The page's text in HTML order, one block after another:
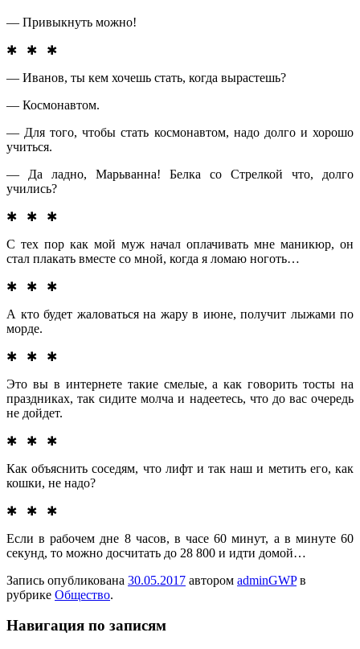
— Привыкнуть можно!
✱ ✱ ✱
— Иванов, ты кем хочешь стать, когда вырастешь?
— Космонавтом.
— Для того, чтобы стать космонавтом, надо долго и хорошо
учиться.
— Да ладно, Марьванна! Белка со Стрелкой что, долго
учились?
✱ ✱ ✱
С тех пор как мой муж начал оплачивать мне маникюр, он
стал плакать вместе со мной, когда я ломаю ноготь…
✱ ✱ ✱
А кто будет жаловаться на жару в июне, получит лыжами по
морде.
✱ ✱ ✱
Это вы в интернете такие смелые, а как говорить тосты на
праздниках, так сидите молча и надеетесь, что до вас очередь
не дойдет.
✱ ✱ ✱
Как объяснить соседям, что лифт и так наш и метить его, как
кошки, не надо?
✱ ✱ ✱
Если в рабочем дне 8 часов, в часе 60 минут, а в минуте 60
секунд, то можно досчитать до 28 800 и идти домой…
Запись опубликована 30.05.2017 автором adminGWPв
рубрике Общество.
Навигация по записям